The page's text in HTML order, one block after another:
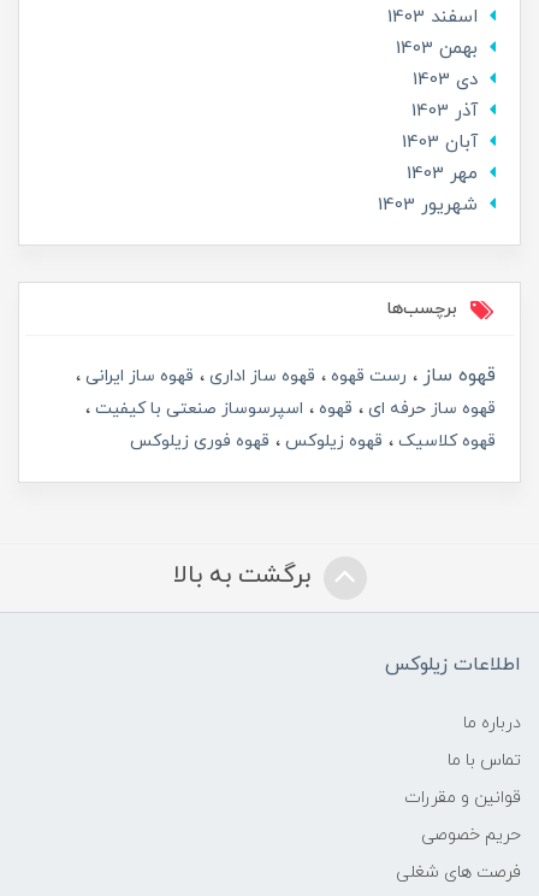
اسفند 1403
بهمن 1403
دی 1403
آذر 1403
آبان 1403
مهر 1403
شهریور 1403
برچسب‌ها
قهوه ساز رست قهوه قهوه ساز اداری
قهوه ساز ایرانی
قهوه ساز حرفه ای
قهوه
اسپرسوساز صنعتی با کیفیت
قهوه کلاسیک
قهوه زیلوکس قهوه فوری زیلوکس
برگشت به بالا
اطلاعات زیلوکس
درباره ما
تماس با ما
قوانین و مقررات
حریم خصوصی
فرصت های شغلی